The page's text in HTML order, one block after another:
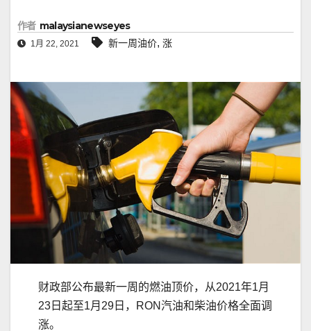
作者 malaysianewseyes
1月 22, 2021 新一周油价, 涨
财政部公布最新一周的燃油顶价，从2021年1月
23日起至1月29日，RON汽油和柴油价格全面调
涨。